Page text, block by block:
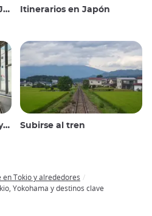
Itinerarios en Japón
Subirse al tren
en Tokio y alrededores
Yokohama y destinos clave